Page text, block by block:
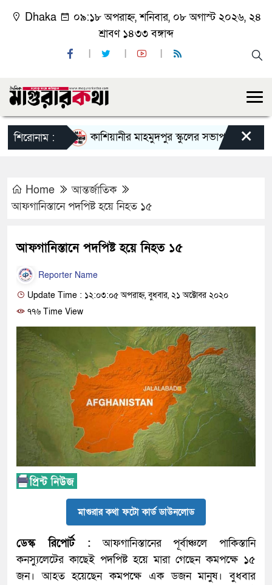
Dhaka
০৯:১৮ অপরাহ্ন, শনিবার, ০৮ অগাস্ট ২০২৬, ২৪
শ্রাবণ ১৪৩৩ বঙ্গাব্দ
শিরোনাম : কাশিয়ানীর মাহমুদপুর স্কুলের সভাপতি হলেন গোবিন্দ
×
Home
আন্তর্জাতিক
আফগানিস্তানে পদপিষ্ট হয়ে নিহত ১৫
আফগানিস্তানে পদপিষ্ট হয়ে নিহত ১৫
Reporter Name
Update Time : ১২:০৩:০৫ অপরাহ্ন, বুধবার, ২১ অক্টোবর ২০২০
৭৭৬ Time View
মাগুরার কথা ফটো কার্ড ডাউনলোড
ডেস্ক রিপোর্ট : আফগানিস্তানের পূর্বাঞ্চলে পাকিস্তানি
কনস্যুলেটের কাছেই পদপিষ্ট হয়ে মারা গেছেন কমপক্ষে ১৫
জন। আহত হয়েছেন কমপক্ষে এক ডজন মানুষ। বুধবার